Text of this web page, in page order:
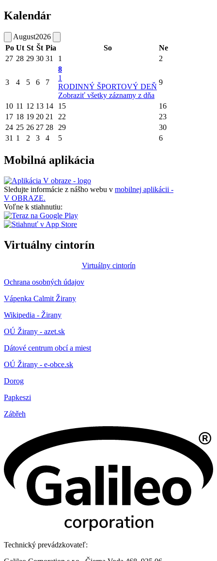
Kalendár
August2026
Po Ut St Št Pia So
Ne
27 28 29 30 31 1 2
3 4 5 6 7
8
1
RODINNÝ ŠPORTOVÝ DEŇ
Zobraziť všetky záznamy z dňa
9
10 11 12 13 14 15
16
17 18 19 20 21 22
23
24 25 26 27 28 29
30
31 1 2 3 4 5 6
Mobilná aplikácia
Sledujte informácie z nášho webu v mobilnej aplikácii -
V OBRAZE.
Voľne k stiahnutiu:
Virtuálny cintorín
Virtuálny cintorín
Ochrana osobných údajov
Vápenka Calmit Žirany
Wikipedia - Žirany
OÚ Žirany - azet.sk
Dátové centrum obcí a miest
OÚ Žirany - e-obce.sk
Dorog
Papkeszi
Zábřeh
Technický prevádzkovateľ: